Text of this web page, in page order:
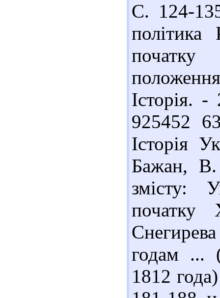
С. 124-
925452
Історія
Бажан,
змісту:
годам ...
1812